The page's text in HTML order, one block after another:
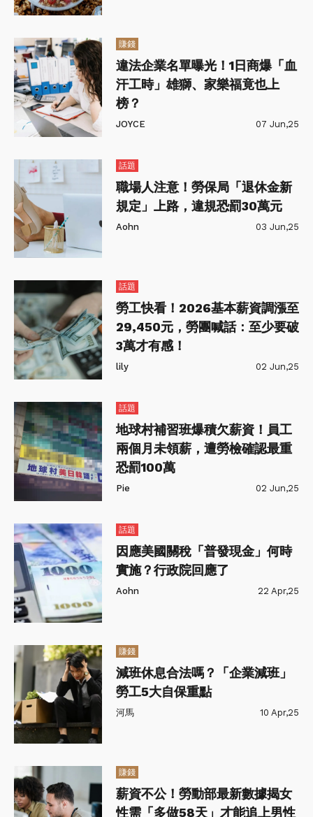
賺錢
違法企業名單曝光！1日商爆「血
汗工時」雄獅、家樂福竟也上
榜？
JOYCE 07 Jun,25
話題
職場人注意！勞保局「退休金新
規定」上路，違規恐罰30萬元
Aohn 03 Jun,25
話題
勞工快看！2026基本薪資調漲至
29,450元，勞團喊話：至少要破
3萬才有感！
lily 02 Jun,25
話題
地球村補習班爆積欠薪資！員工
兩個月未領薪，遭勞檢確認最重
恐罰100萬
Pie 02 Jun,25
話題
因應美國關稅「普發現金」何時
實施？行政院回應了
Aohn 22 Apr,25
賺錢
減班休息合法嗎？「企業減班」
勞工5大自保重點
河馬 10 Apr,25
賺錢
薪資不公！勞動部最新數據揭女
性需「多做58天」才能追上男性